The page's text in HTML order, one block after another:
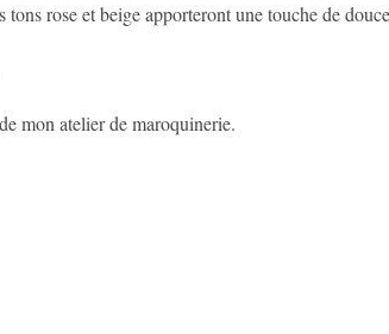
rose et beige apporteront une touche de
mon atelier de maroquinerie.